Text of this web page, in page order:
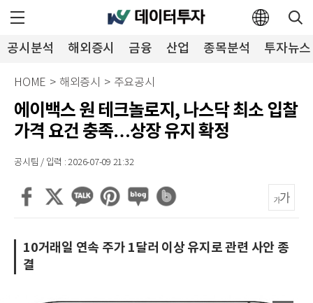
공시분석 해외증시 금융 산업 종목분석 투자뉴스
HOME > 해외증시 > 주요공시
에이백스 원 테크놀로지, 나스닥 최소 입찰
가격 요건 충족…상장 유지 확정
공시팀 / 입력 : 2026-07-09 21:32
10거래일 연속 주가 1달러 이상 유지로 관련 사안 종
결